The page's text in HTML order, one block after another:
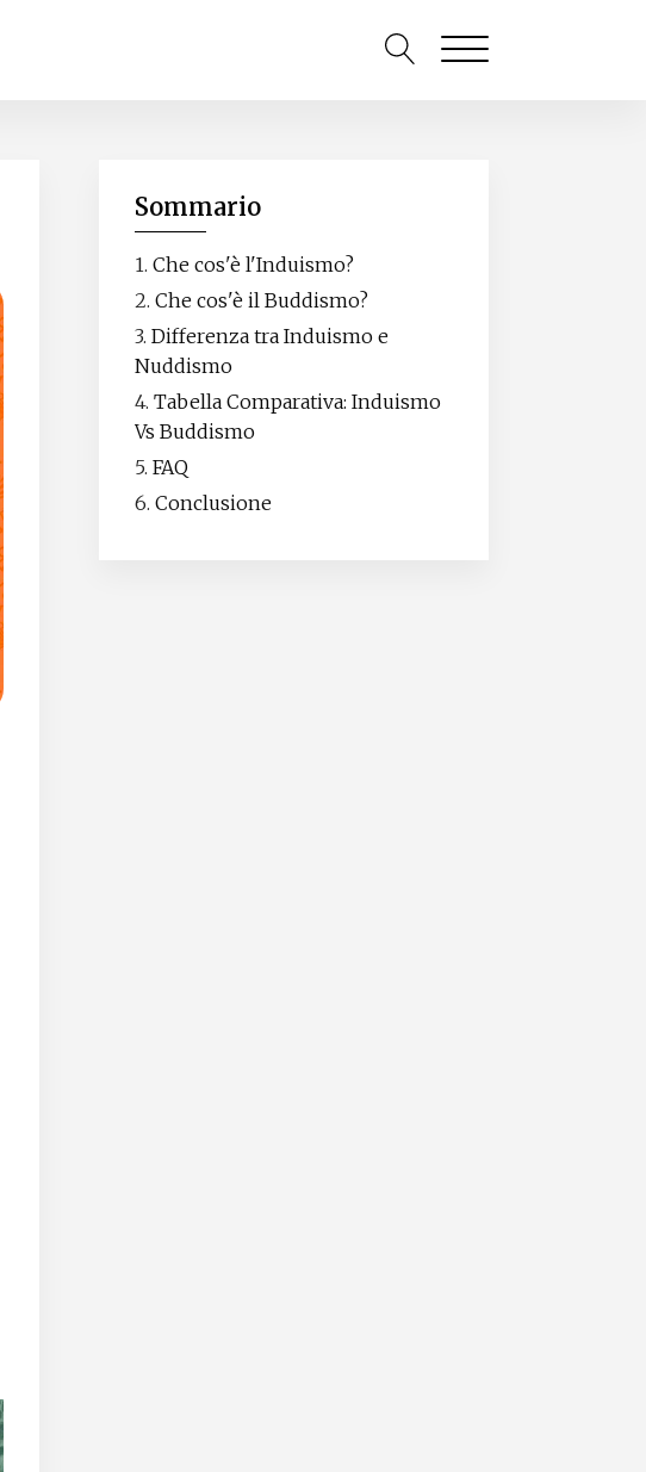
Sommario
Che cos'è l'Induismo?
Che cos'è il Buddismo?
Differenza tra Induismo e
Nuddismo
Tabella Comparativa: Induismo
Vs Buddismo
FAQ
Conclusione